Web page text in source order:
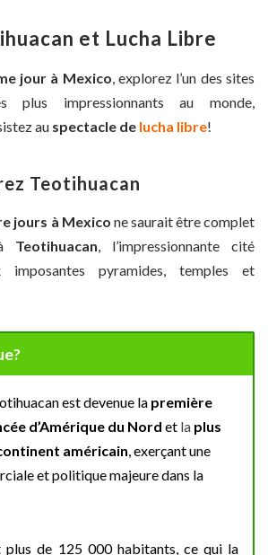
et Lucha Libre
jour à Mexico, explorez l’un des sites
plus impressionnants au monde,
au spectacle de lucha libre!
Teotihuacan
jours à Mexico ne saurait être complet
Teotihuacan, l’impressionnante cité
imposantes pyramides, temples et
est devenue la première
d’Amérique du Nord et la plus
américain, exerçant une
et politique majeure dans la
de 125 000 habitants, ce qui la